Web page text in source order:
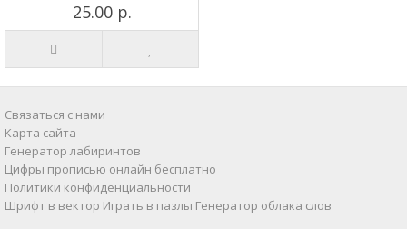
25.00 р.
Связаться с нами
Карта сайта
Генератор лабиринтов
Цифры прописью онлайн бесплатно
Политики конфиденциальности
Шрифт в вектор Играть в пазлы Генератор облака слов